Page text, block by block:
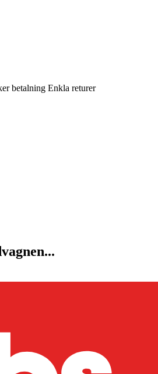
betalning Enkla returer